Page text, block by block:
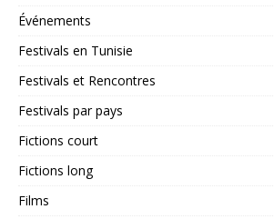
Événements
Festivals en Tunisie
Festivals et Rencontres
Festivals par pays
Fictions court
Fictions long
Films